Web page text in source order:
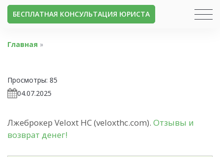
БЕСПЛАТНАЯ КОНСУЛЬТАЦИЯ ЮРИСТА
Главная »
Просмотры: 85
04.07.2025
Лжеброкер Veloxt HC (veloxthc.com). Отзывы и
возврат денег!